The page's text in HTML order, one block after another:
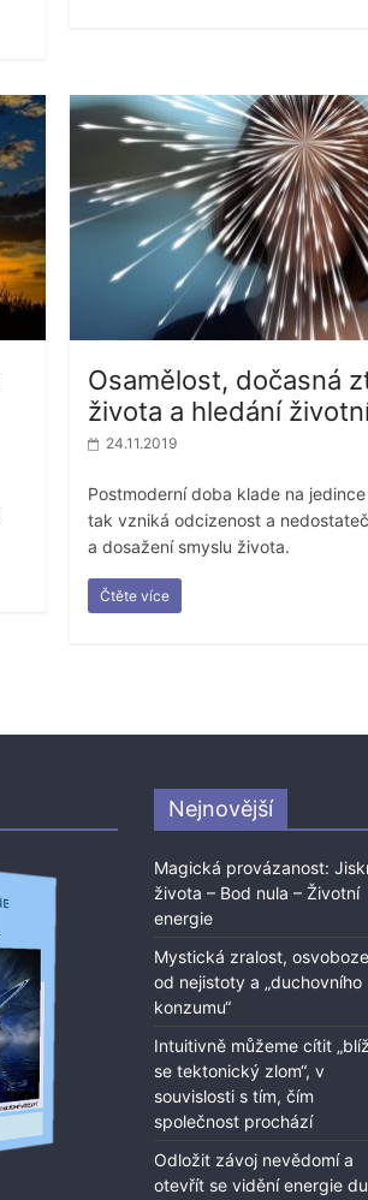
Osamělost, dočasná
života a hledání
24.11.2019
Postmoderní doba klade na
tak vzniká odcizenost a
a dosažení smyslu života.
Čtěte více
Nejnovější
Magická provázanost:
života – Bod nula – Životní
energie
Mystická zralost,
od nejistoty a „duchovního
konzumu“
Intuitivně můžeme cítit
se tektonický zlom“, v
souvislosti s tím, čím
společnost prochází
Odložit závoj nevědomí a
otevřít se vidění energie